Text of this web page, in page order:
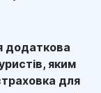
додаткова
яким
для